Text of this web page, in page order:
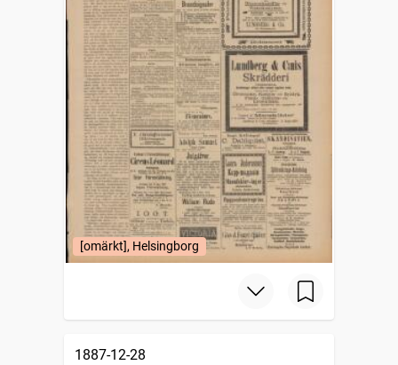
[omärkt], Helsingborg
1887-12-28